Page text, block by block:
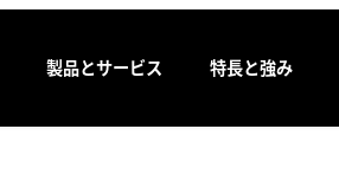
製品とサービス 特長と強み